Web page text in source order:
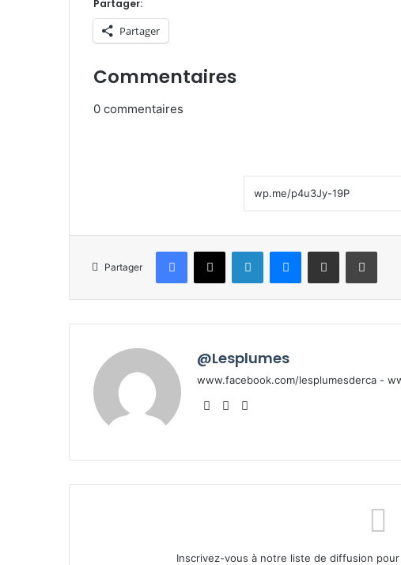
Partager:
Partager
Commentaires
0 commentaires
Partager
Facebook
X LinkedinMessenger
Partager par email
@Lesplumes
www.facebook.com/lesplumesderca -
WebsiteFacebook
Inscrivez-vous à notre liste de diffusion